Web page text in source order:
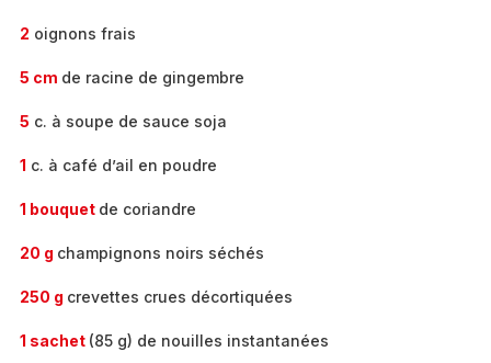
2 oignons frais
5 cm de racine de gingembre
5 c. à soupe de sauce soja
1 c. à café d’ail en poudre
1 bouquet de coriandre
20 g champignons noirs séchés
250 g crevettes crues décortiquées
1 sachet (85 g) de nouilles instantanées